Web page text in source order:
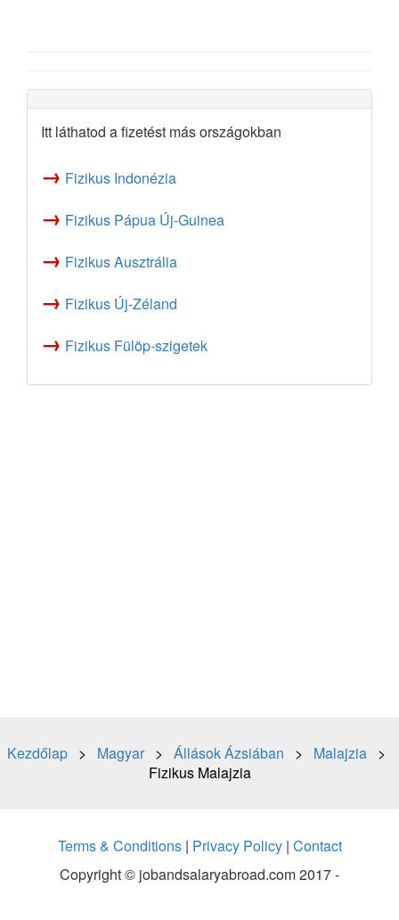
Itt láthatod a fizetést más országokban
→ Fizikus Indonézia
→ Fizikus Pápua Új-Guinea
→ Fizikus Ausztrália
→ Fizikus Új-Zéland
→ Fizikus Fülöp-szigetek
Kezdőlap> Magyar> Állások Ázsiában > Malajzia>
Fizikus Malajzia
Terms & Conditions| Privacy Policy| Contact
Copyright © jobandsalaryabroad.com 2017 -